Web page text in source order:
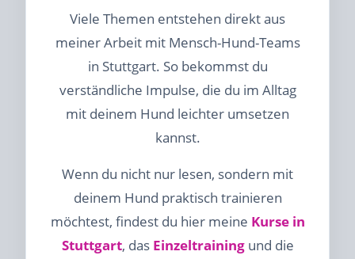
Viele Themen entstehen direkt aus
meiner Arbeit mit Mensch-Hund-Teams
in Stuttgart. So bekommst du
verständliche Impulse, die du im Alltag
mit deinem Hund leichter umsetzen
kannst.
Wenn du nicht nur lesen, sondern mit
deinem Hund praktisch trainieren
möchtest, findest du hier meine Kurse in
Stuttgart, das Einzeltrainingund die